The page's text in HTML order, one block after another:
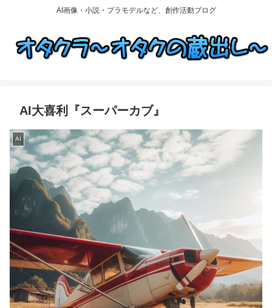
AI画像・小説・プラモデルなど、創作活動ブログ
AI大喜利『スーパーカブ』
AI